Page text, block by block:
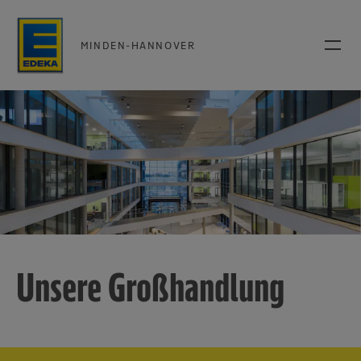
MINDEN-HANNOVER
Unsere Großhandlung